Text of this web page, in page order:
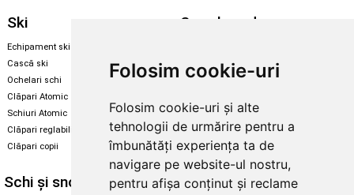
Folosim cookie-uri
Folosim cookie-uri și alte
tehnologii de urmărire pentru a
îmbunătăți experiența ta de
navigare pe website-ul nostru,
pentru afișa conținut și reclame
Ski
Echipament ski
Cască ski
Ochelari schi
Clăpari Atomic
Schiuri Atomic
Clăpari reglabili
Clăpari copii
Snowboard
Echipament snowboard
Legături Rome SDS
Skate & longboard
Enuff Skateboards
Schi și snowboard Diverse